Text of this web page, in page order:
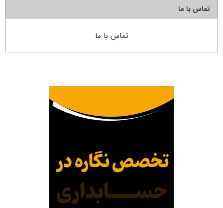
تماس با ما
تماس با ما